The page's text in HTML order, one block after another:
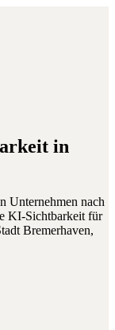
in
Unternehmen nach
KI-Sichtbarkeit für
Bremerhaven,